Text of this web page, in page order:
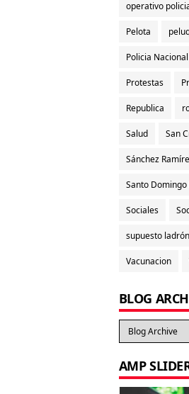
operativo
Pelota
Policia Nacional
Protestas
Republica
Salud San
Sánchez
Santo Domingo
Sociales
supuesto ladrón
Vacunacion
BLOG
AMP